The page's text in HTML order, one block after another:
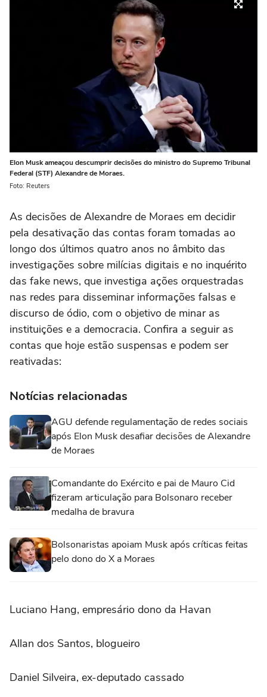
Elon Musk ameaçou descumprir decisões do ministro do Supremo Tribunal
Federal (STF) Alexandre de Moraes.
Foto: Reuters
As decisões de Alexandre de Moraes em decidir
pela desativação das contas foram tomadas ao
longo dos últimos quatro anos no âmbito das
investigações sobre milícias digitais e no inquérito
das fake news, que investiga ações orquestradas
nas redes para disseminar informações falsas e
discurso de ódio, com o objetivo de minar as
instituições e a democracia. Confira a seguir as
contas que hoje estão suspensas e podem ser
reativadas:
Notícias relacionadas
AGU defende regulamentação de redes sociais
após Elon Musk desafiar decisões de Alexandre
de Moraes
Comandante do Exército e pai de Mauro Cid
fizeram articulação para Bolsonaro receber
medalha de bravura
Bolsonaristas apoiam Musk após críticas feitas
pelo dono do X a Moraes
Luciano Hang, empresário dono da Havan
Allan dos Santos, blogueiro
Daniel Silveira, ex-deputado cassado